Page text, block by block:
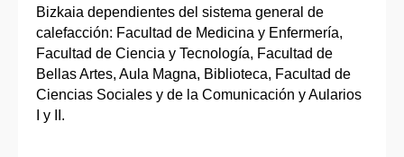
Bizkaia dependientes del sistema general de
calefacción: Facultad de Medicina y Enfermería,
Facultad de Ciencia y Tecnología, Facultad de
Bellas Artes, Aula Magna, Biblioteca, Facultad de
Ciencias Sociales y de la Comunicación y Aularios
I y II.